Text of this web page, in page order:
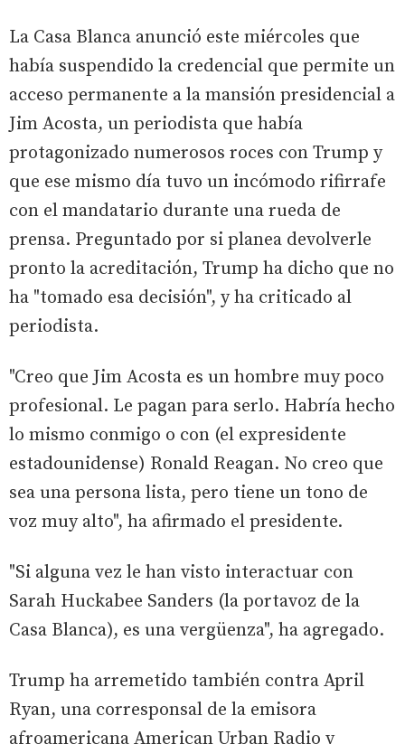
La Casa Blanca anunció este miércoles que
había suspendido la credencial que permite un
acceso permanente a la mansión presidencial a
Jim Acosta, un periodista que había
protagonizado numerosos roces con Trump y
que ese mismo día tuvo un incómodo rifirrafe
con el mandatario durante una rueda de
prensa. Preguntado por si planea devolverle
pronto la acreditación, Trump ha dicho que no
ha "tomado esa decisión", y ha criticado al
periodista.
"Creo que Jim Acosta es un hombre muy poco
profesional. Le pagan para serlo. Habría hecho
lo mismo conmigo o con (el expresidente
estadounidense) Ronald Reagan. No creo que
sea una persona lista, pero tiene un tono de
voz muy alto", ha afirmado el presidente.
"Si alguna vez le han visto interactuar con
Sarah Huckabee Sanders (la portavoz de la
Casa Blanca), es una vergüenza", ha agregado.
Trump ha arremetido también contra April
Ryan, una corresponsal de la emisora
afroamericana American Urban Radio y